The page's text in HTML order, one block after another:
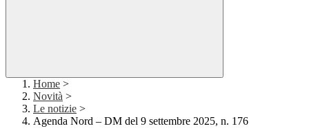
Home >
Novità >
Le notizie >
Agenda Nord – DM del 9 settembre 2025, n. 176